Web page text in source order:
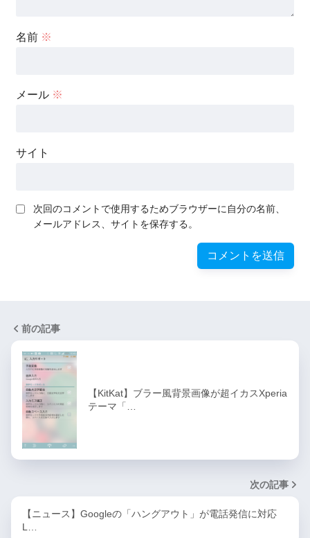
名前 ※
メール ※
サイト
次回のコメントで使用するためブラウザーに自分の名前、
メールアドレス、サイトを保存する。
前の記事
【KitKat】ブラー風背景画像が超イカスXperia
テーマ「…
次の記事
【ニュース】Googleの「ハングアウト」が電話発信に対応
L…